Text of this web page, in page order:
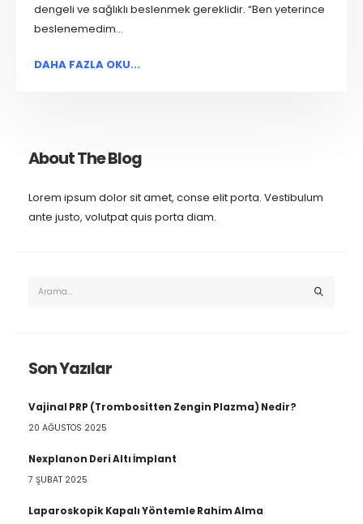
dengeli ve sağlıklı beslenmek gereklidir. “Ben yeterince
beslenemedim...
DAHA FAZLA OKU...
About The Blog
Lorem ipsum dolor sit amet, conse elit porta. Vestibulum
ante justo, volutpat quis porta diam.
Son Yazılar
Vajinal PRP (Trombositten Zengin Plazma) Nedir?
20 AĞUSTOS 2025
Nexplanon Deri Altı İmplant
7 ŞUBAT 2025
Laparoskopik Kapalı Yöntemle Rahim Alma